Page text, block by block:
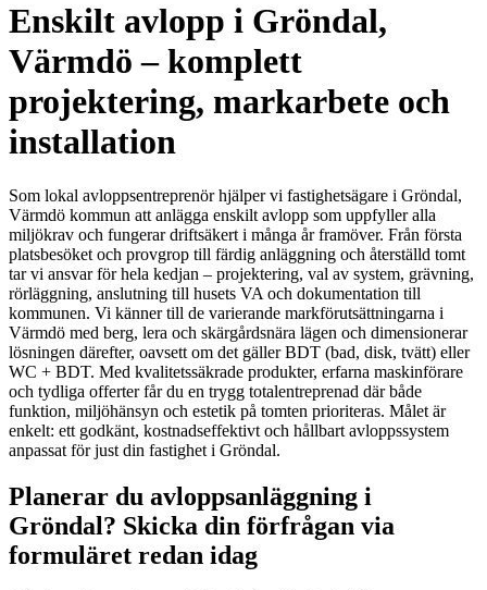
Enskilt avlopp i Gröndal,
Värmdö – komplett
projektering, markarbete och
installation
Som lokal avloppsentreprenör hjälper vi fastighetsägare i Gröndal,
Värmdö kommun att anlägga enskilt avlopp som uppfyller alla
miljökrav och fungerar driftsäkert i många år framöver. Från första
platsbesöket och provgrop till färdig anläggning och återställd tomt
tar vi ansvar för hela kedjan – projektering, val av system, grävning,
rörläggning, anslutning till husets VA och dokumentation till
kommunen. Vi känner till de varierande markförutsättningarna i
Värmdö med berg, lera och skärgårdsnära lägen och dimensionerar
lösningen därefter, oavsett om det gäller BDT (bad, disk, tvätt) eller
WC + BDT. Med kvalitetssäkrade produkter, erfarna maskinförare
och tydliga offerter får du en trygg totalentreprenad där både
funktion, miljöhänsyn och estetik på tomten prioriteras. Målet är
enkelt: ett godkänt, kostnadseffektivt och hållbart avloppssystem
anpassat för just din fastighet i Gröndal.
Planerar du avloppsanläggning i
Gröndal? Skicka din förfrågan via
formuläret redan idag